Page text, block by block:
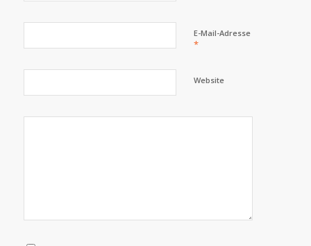
E-Mail-Adresse
*
Website